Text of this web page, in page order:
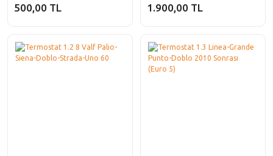
500,00 TL 1.900,00 TL